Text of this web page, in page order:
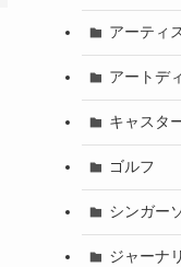
アーティ
アートデ
キャスタ
ゴルフ
シンガー
ジャーナ